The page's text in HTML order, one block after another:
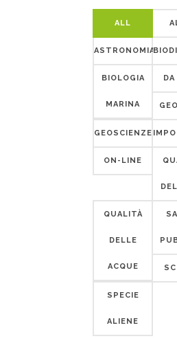
ALL
ASTRONOMIA
BIOLOGIA
MARINA
GEOSCIENZE
ON-LINE
QUALITÀ
DELLE
ACQUE
SPECIE
ALIENE